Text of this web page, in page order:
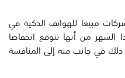
مبيعا للهواتف الذكية في
من أنها تتوقع انخفاضا
ذلك في جانب منه إلى المنافسة